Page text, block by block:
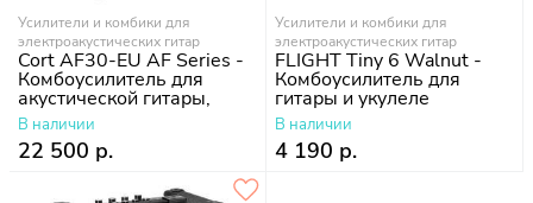
Усилители и комбики для
электроакустических гитар
Cort AF30-EU AF Series -
Комбоусилитель для
акустической гитары,
30Вт
В наличии
22 500 р.
Усилители и комбики для
электроакустических гитар
FLIGHT Tiny 6 Walnut -
Комбоусилитель для
гитары и укулеле
В наличии
4 190 р.